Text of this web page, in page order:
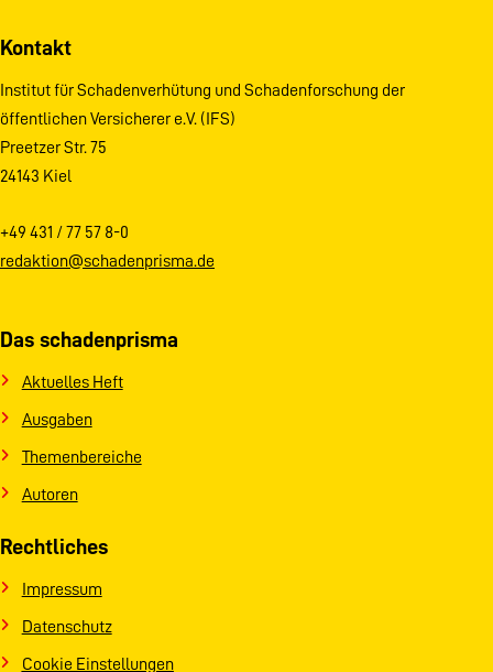
Kontakt
Institut für Schadenverhütung und Schadenforschung der
öffentlichen Versicherer e.V. (IFS)
Preetzer Str. 75
24143 Kiel
+49 431 / 77 57 8-0
redaktion@schadenprisma.de
Das schadenprisma
Aktuelles Heft
Ausgaben
Themenbereiche
Autoren
Rechtliches
Impressum
Datenschutz
Cookie Einstellungen